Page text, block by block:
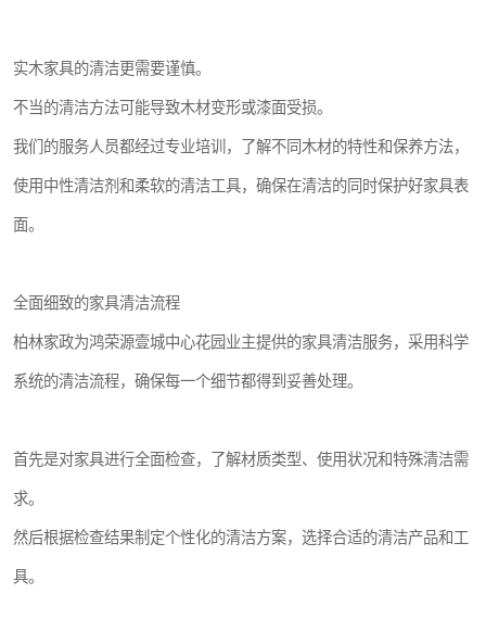
实木家具的清洁更需要谨慎。
不当的清洁方法可能导致木材变形或漆面受损。
我们的服务人员都经过专业培训，了解不同木材的特性和保养方法，
使用中性清洁剂和柔软的清洁工具，确保在清洁的同时保护好家具表
面。
全面细致的家具清洁流程
柏林家政为鸿荣源壹城中心花园业主提供的家具清洁服务，采用科学
系统的清洁流程，确保每一个细节都得到妥善处理。
首先是对家具进行全面检查，了解材质类型、使用状况和特殊清洁需
求。
然后根据检查结果制定个性化的清洁方案，选择合适的清洁产品和工
具。